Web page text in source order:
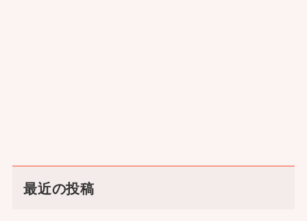
最近の投稿